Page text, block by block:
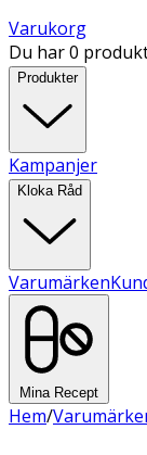
Varukorg
Du har 0
Produkter
Kampanjer
Kloka Råd
Varumärken
Mina Recept
Hem/